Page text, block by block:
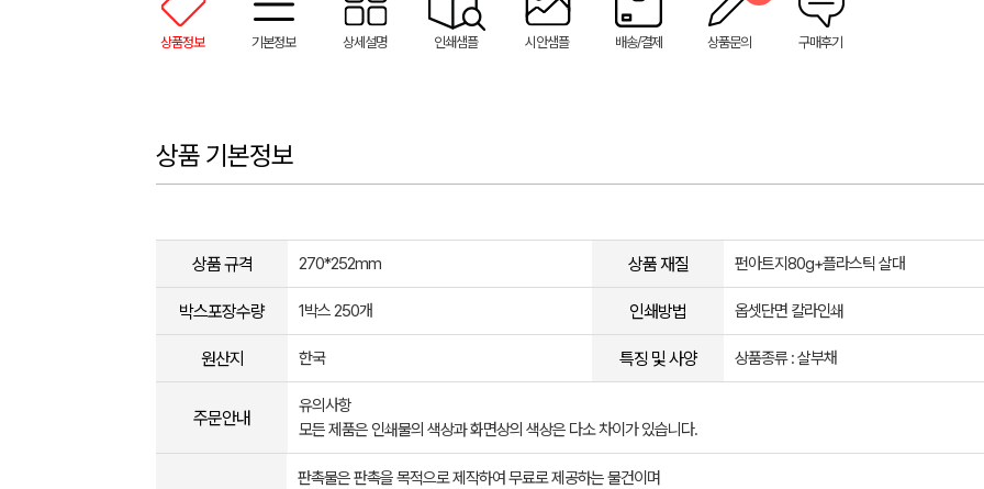
상품정보 기본정보 상세설명 인쇄샘플 시안샘플 배송/결제 상품문의 구매후기
상품 기본정보
상품 규격 270*252mm 상품 재질 펀아트지80g+플라스틱 살대
박스포장수량 1박스 250개 인쇄방법 옵셋단면 칼라인쇄
원산지 한국 특징 및 사양 상품종류 : 살부채
주문안내
유의사항
모든 제품은 인쇄물의 색상과 화면상의 색상은 다소 차이가 있습니다.
판촉물은 판촉을 목적으로 제작하여 무료로 제공하는 물건이며